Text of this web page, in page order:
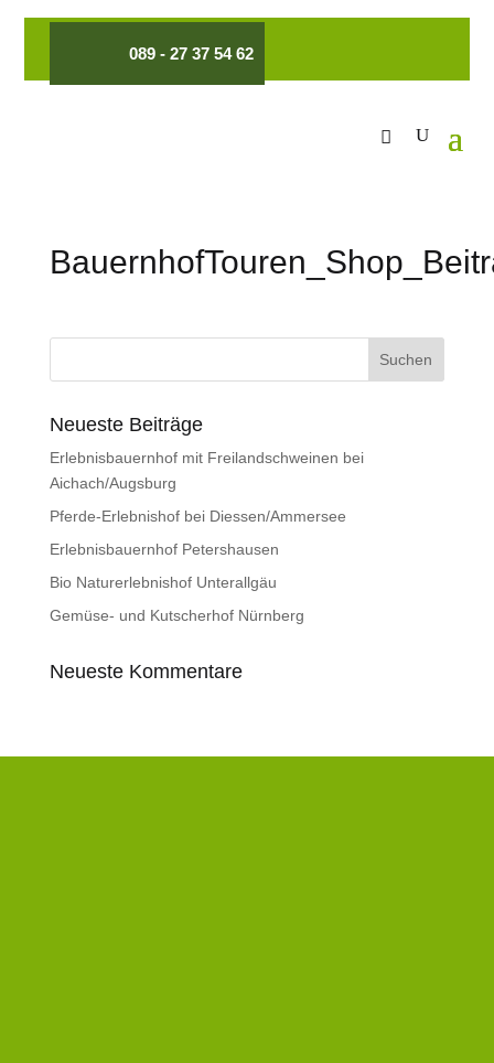
089 - 27 37 54 62
Neueste Beiträge
Erlebnisbauernhof mit Freilandschweinen bei
Aichach/Augsburg
Pferde-Erlebnishof bei Diessen/Ammersee
Erlebnisbauernhof Petershausen
Bio Naturerlebnishof Unterallgäu
Gemüse- und Kutscherhof Nürnberg
Neueste Kommentare